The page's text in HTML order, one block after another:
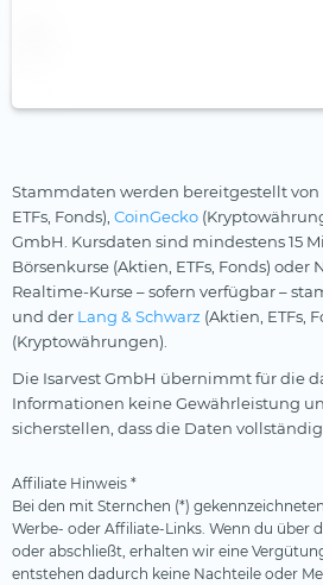
Stammdaten werden bereitgestellt von
ETFs, Fonds), CoinGecko
GmbH. Kursdaten sind mindestens 15
Börsenkurse (Aktien, ETFs, Fonds) oder
Realtime-Kurse – sofern verfügbar –
und der Lang & Schwarz (Aktien, ETFs,
(Kryptowährungen).
Die Isarvest GmbH übernimmt für die
Informationen keine Gewährleistung
sicherstellen, dass die Daten
Affiliate Hinweis *
Bei den mit Sternchen (*)
Werbe- oder Affiliate-Links. Wenn du über
oder abschließt, erhalten wir eine
entstehen dadurch keine Nachteile oder